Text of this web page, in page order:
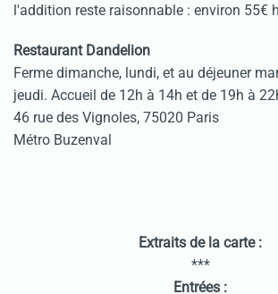
l'addition reste raisonnable : environ 55€
Restaurant Dandelion
Ferme dimanche, lundi, et au déjeuner
jeudi. Accueil de 12h à 14h et de 19h à
46 rue des Vignoles, 75020 Paris
Métro Buzenval
Extraits de la carte :
***
Entrées :